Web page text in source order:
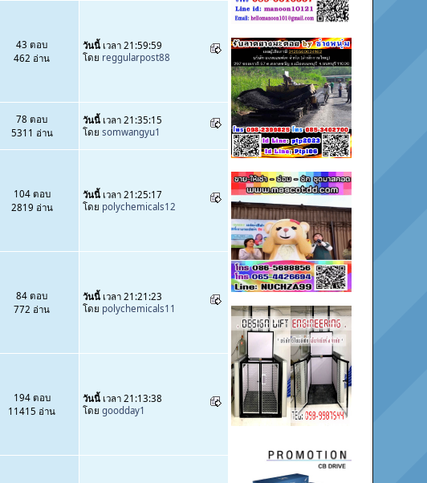
43 ตอบ
462 อ่าน
วันนี้ เวลา 21:59:59
โดย reggularpost88
78 ตอบ
5311 อ่าน
วันนี้ เวลา 21:35:15
โดยsomwangyu1
104 ตอบ
2819 อ่าน
วันนี้ เวลา 21:25:17
โดย polychemicals12
84 ตอบ
772 อ่าน
วันนี้ เวลา 21:21:23
โดย polychemicals11
194 ตอบ
11415 อ่าน
วันนี้ เวลา 21:13:38
โดยgoodday1